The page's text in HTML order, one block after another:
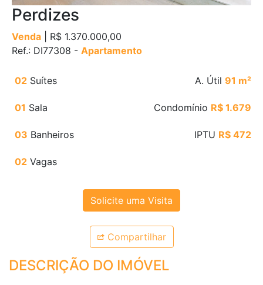
Perdizes
Venda | R$ 1.370.000,00
Ref.: DI77308 - Apartamento
02 Suítes
01 Sala
03 Banheiros
02 Vagas
A. Útil 91 m²
Condomínio R$ 1.679
IPTU R$ 472
Solicite uma Visita
Compartilhar
DESCRIÇÃO DO IMÓVEL